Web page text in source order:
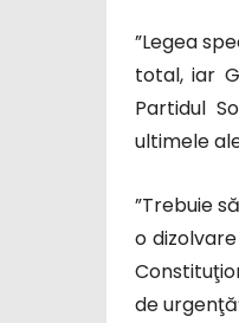
”Legea
total, iar
Partidul
ultimele
”Trebuie
o
de